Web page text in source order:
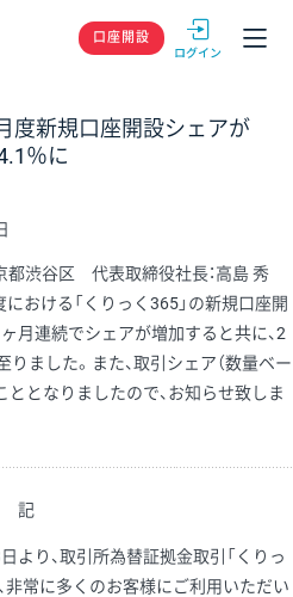
GMOクリック
口座開設
度新規口座開設シェアが
％に
都渋谷区 代表取締役社長：高島 秀
おける「くりっく365」の新規口座開
月連続でシェアが増加すると共に、2
ました。また、取引シェア（数量ベー
ととなりましたので、お知らせ致しま
記
より、取引所為替証拠金取引「くりっ
非常に多くのお客様にご利用いただい